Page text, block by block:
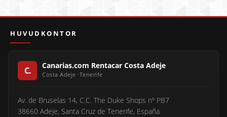
HUVUDKONTOR
Canarias.com Rentacar Costa Adeje
Av. de Bruselas 14, C.C. The Duke Shops nº PB7
38660 Adeje, Santa Cruz de Tenerife, España